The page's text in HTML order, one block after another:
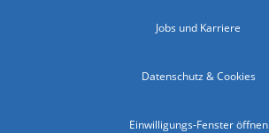
Jobs und Karriere
Datenschutz & Cookies
Einwilligungs-Fenster öffnen